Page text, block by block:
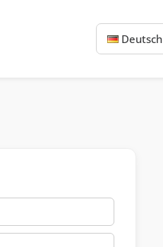
Deutsch